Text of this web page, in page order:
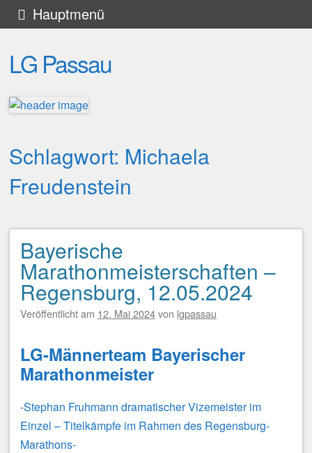
LG Passau
Hauptmenü
Zum
Inhalt
springen
Schlagwort: Michaela
Freudenstein
Beitragsnavigation
Bayerische
Marathonmeisterschaften –
Regensburg, 12.05.2024
Veröffentlicht am 12. Mai 2024von lgpassau
LG-Männerteam Bayerischer
Marathonmeister
-Stephan Fruhmann dramatischer Vizemeister im
Einzel – Titelkämpfe im Rahmen des Regensburg-
Marathons-